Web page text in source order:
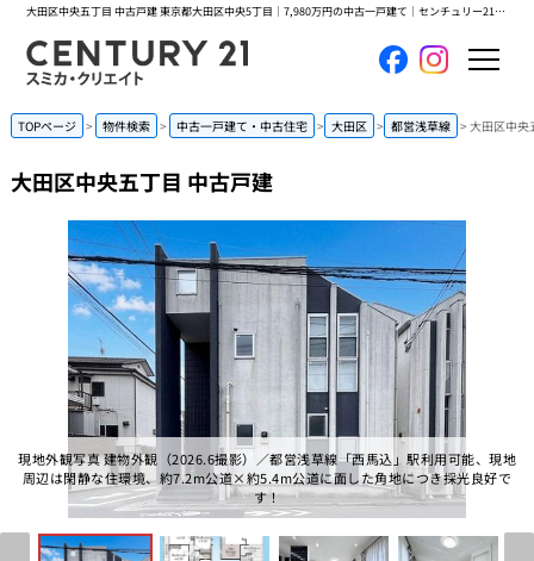
大田区中央五丁目 中古戸建 東京都大田区中央5丁目｜7,980万円の中古一戸建て｜センチュリー21スミカ・クリエイト
ホーム
当社について
買いたい
売りたい
コンテンツ
採用情報
会員メニュー
TOPページ 物件検索 中古一戸建て・中古住宅 大田区 都営浅草線 大田区中央
大田区中央五丁目 中古戸建
現地外観写真 建物外観（2026.6撮影）／都営浅草線「西馬込」駅利用可能、現地
周辺は閑静な住環境、約7.2m公道×約5.4m公道に面した角地につき採光良好で
す！